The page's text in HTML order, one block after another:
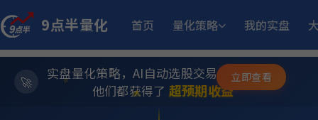
9点半量化 首页 量化策略 我的实盘
✨
💫
⭐
实盘量化策略，AI自动选股交易，躺赚模式
他们都获得了 超预期收益
11月25日开始实盘 多重止损优化成长量化策略 收益
6月15日开始实盘 趋势做T 收益 12.93%立即查看